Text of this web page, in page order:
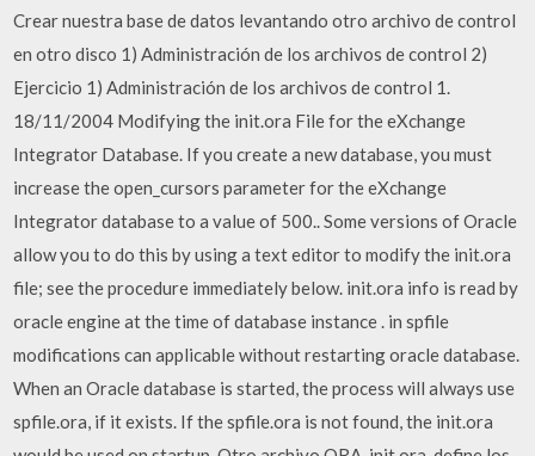
Crear nuestra base de datos levantando otro archivo de control
en otro disco 1) Administración de los archivos de control 2)
Ejercicio 1) Administración de los archivos de control 1.
18/11/2004 Modifying the init.ora File for the eXchange
Integrator Database. If you create a new database, you must
increase the open_cursors parameter for the eXchange
Integrator database to a value of 500.. Some versions of Oracle
allow you to do this by using a text editor to modify the init.ora
file; see the procedure immediately below. init.ora info is read by
oracle engine at the time of database instance . in spfile
modifications can applicable without restarting oracle database.
When an Oracle database is started, the process will always use
spfile.ora, if it exists. If the spfile.ora is not found, the init.ora